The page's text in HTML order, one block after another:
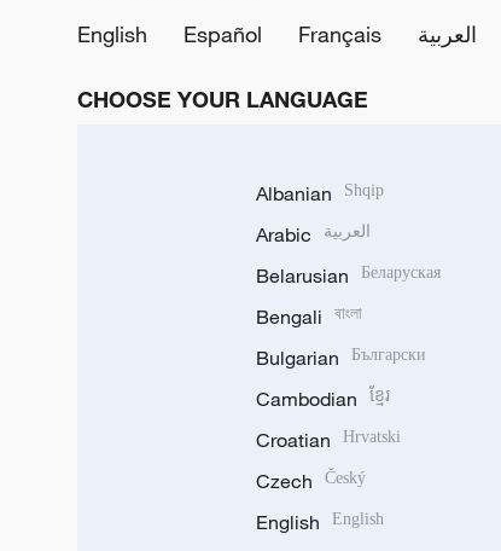
English
Español Français العربية
CHOOSE YOUR LANGUAGE
Albanian Shqip
Arabic العربية
Belarusian Беларуская
Bengali বাংলা
Bulgarian Български
Cambodian ខ្មែរ
Croatian Hrvatski
Czech Český
English English